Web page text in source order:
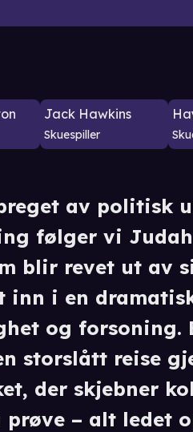
Jack Hawkins
Skuespiller
av politisk
følger vi Judah
blir revet ut av
inn i en
og forsoning.
storslått reise
der skjebner
prøve – alt ledet